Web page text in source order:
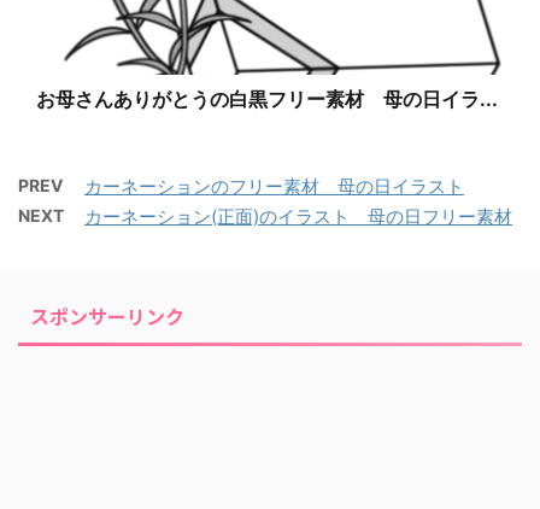
お母さんありがとうの白黒フリー素材 母の日イラ...
PREV カーネーションのフリー素材 母の日イラスト
NEXT カーネーション(正面)のイラスト 母の日フリー素材
スポンサーリンク